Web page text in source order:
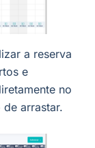
a reserva
e
no
arrastar.